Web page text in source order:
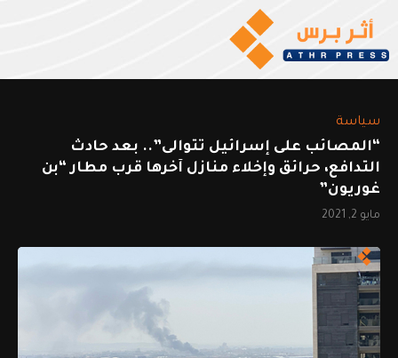
سياسة
“المصائب على إسرائيل تتوالى”.. بعد حادث
التدافع، حرائق وإخلاء منازل آخرها قرب مطار “بن
غوريون”
مايو 2, 2021